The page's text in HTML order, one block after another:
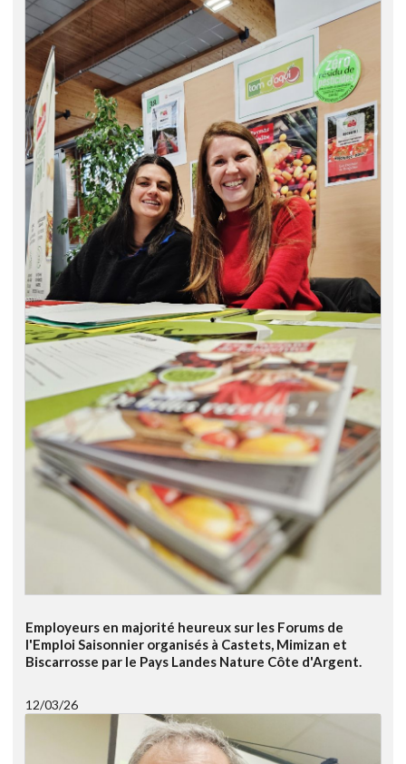
Employeurs en majorité heureux sur les Forums de
l'Emploi Saisonnier organisés à Castets, Mimizan et
Biscarrosse par le Pays Landes Nature Côte d'Argent.
12/03/26